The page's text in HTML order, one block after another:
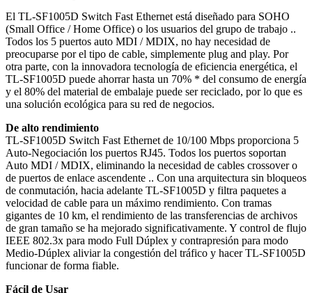
El TL-SF1005D Switch Fast Ethernet está diseñado para SOHO
(Small Office / Home Office) o los usuarios del grupo de trabajo ..
Todos los 5 puertos auto MDI / MDIX, no hay necesidad de
preocuparse por el tipo de cable, simplemente plug and play. Por
otra parte, con la innovadora tecnología de eficiencia energética, el
TL-SF1005D puede ahorrar hasta un 70% * del consumo de energía
y el 80% del material de embalaje puede ser reciclado, por lo que es
una solución ecológica para su red de negocios.
De alto rendimiento
TL-SF1005D Switch Fast Ethernet de 10/100 Mbps proporciona 5
Auto-Negociación los puertos RJ45. Todos los puertos soportan
Auto MDI / MDIX, eliminando la necesidad de cables crossover o
de puertos de enlace ascendente .. Con una arquitectura sin bloqueos
de conmutación, hacia adelante TL-SF1005D y filtra paquetes a
velocidad de cable para un máximo rendimiento. Con tramas
gigantes de 10 km, el rendimiento de las transferencias de archivos
de gran tamaño se ha mejorado significativamente. Y control de flujo
IEEE 802.3x para modo Full Dúplex y contrapresión para modo
Medio-Dúplex aliviar la congestión del tráfico y hacer TL-SF1005D
funcionar de forma fiable.
Fácil de Usar